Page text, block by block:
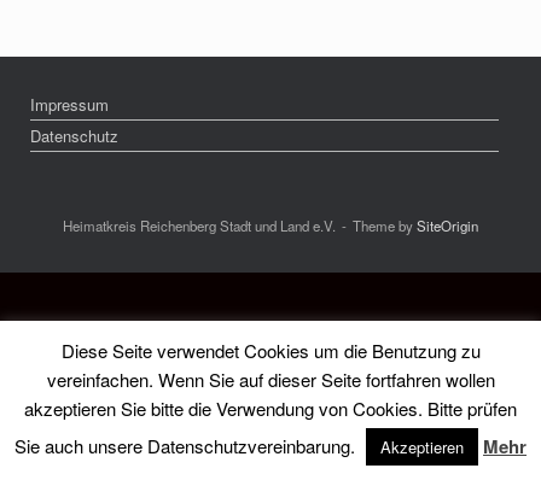
Impressum
Datenschutz
Heimatkreis Reichenberg Stadt und Land e.V. Theme bySiteOrigin
Diese Seite verwendet Cookies um die Benutzung zu
vereinfachen. Wenn Sie auf dieser Seite fortfahren wollen
akzeptieren Sie bitte die Verwendung von Cookies. Bitte prüfen
Sie auch unsere Datenschutzvereinbarung.
Akzeptieren Mehr